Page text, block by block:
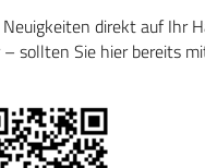
direkt auf Ihr
sollten Sie hier bereits